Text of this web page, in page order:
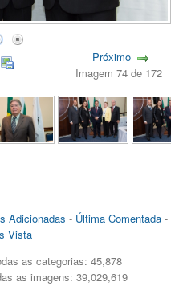
Próximo
Imagem 74 de 172
Adicionadas - Última Comentada-
Vista
as categorias: 45,878
as imagens: 39,029,619